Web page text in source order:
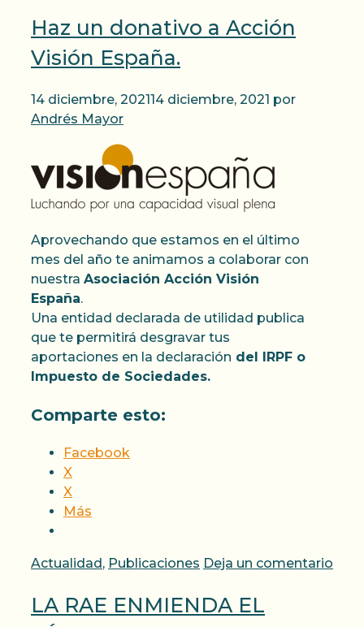
Haz un donativo a Acción
Visión España.
14 diciembre, 202114 diciembre, 2021 por
Andrés Mayor
Aprovechando que estamos en el último
mes del año te animamos a colaborar con
nuestra Asociación Acción Visión
España.
Una entidad declarada de utilidad publica
que te permitirá desgravar tus
aportaciones en la declaración del IRPF o
Impuesto de Sociedades.
Comparte esto:
Facebook
X
X
Más
Categorías
Actualidad, Publicaciones Deja un comentario
LA RAE ENMIENDA EL